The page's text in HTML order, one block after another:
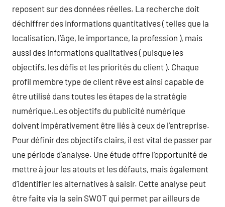
reposent sur des données réelles. La recherche doit
déchiffrer des informations quantitatives ( telles que la
localisation, l’âge, le importance, la profession ), mais
aussi des informations qualitatives ( puisque les
objectifs, les défis et les priorités du client ). Chaque
profil membre type de client rêve est ainsi capable de
être utilisé dans toutes les étapes de la stratégie
numérique.Les objectifs du publicité numérique
doivent impérativement être liés à ceux de l’entreprise.
Pour définir des objectifs clairs, il est vital de passer par
une période d’analyse. Une étude offre l’opportunité de
mettre à jour les atouts et les défauts, mais également
d’identifier les alternatives à saisir. Cette analyse peut
être faite via la sein SWOT qui permet par ailleurs de